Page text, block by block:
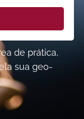
de prática,
sua geo-